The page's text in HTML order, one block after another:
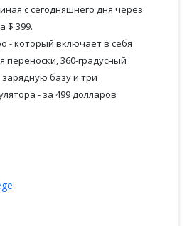
с сегодняшнего дня через
$ 399.
- который включает в себя
переноски, 360-градусный
базу и три
- за 499 долларов